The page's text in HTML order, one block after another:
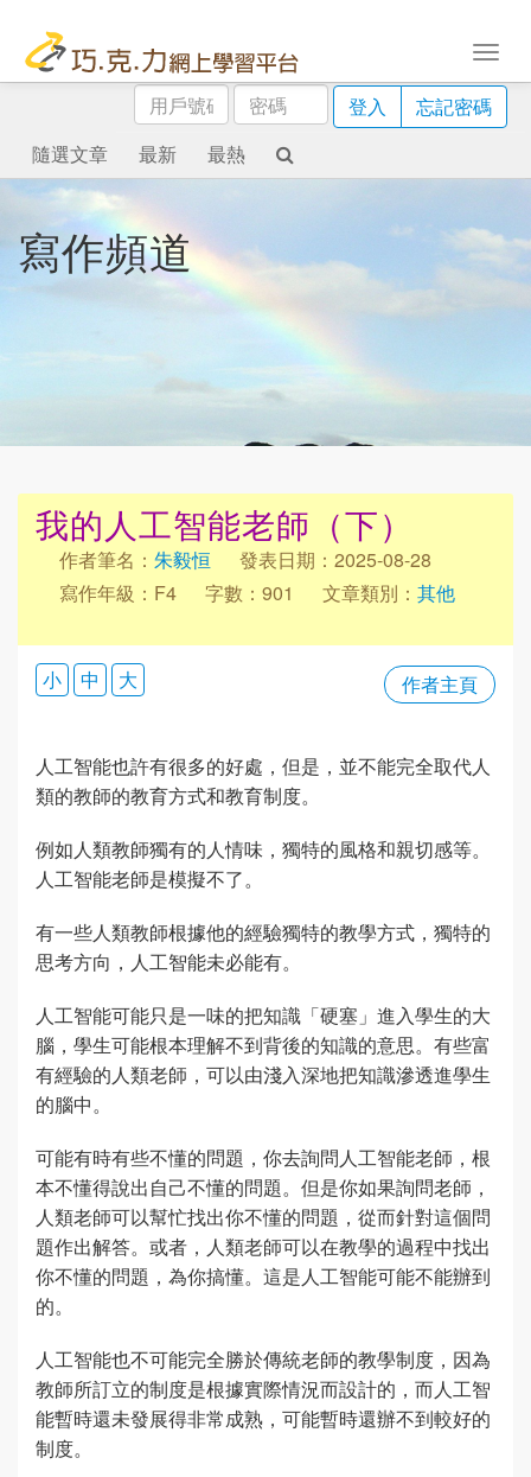
用
戶
號
碼
密
碼
登入
忘記密碼
隨選文章
最新 最熱
寫作頻道
我的人工智能老師（下）
作者筆名： 朱毅恒
發表日期：2025-08-28
寫作年級：F4
字數：901 文章類別： 其他
作者主頁
小 中 大
人工智能也許有很多的好處，但是，並不能完全取代人
類的教師的教育方式和教育制度。
例如人類教師獨有的人情味，獨特的風格和親切感等。
人工智能老師是模擬不了。
有一些人類教師根據他的經驗獨特的教學方式，獨特的
思考方向，人工智能未必能有。
人工智能可能只是一味的把知識「硬塞」進入學生的大
腦，學生可能根本理解不到背後的知識的意思。有些富
有經驗的人類老師，可以由淺入深地把知識滲透進學生
的腦中。
可能有時有些不懂的問題，你去詢問人工智能老師，根
本不懂得說出自己不懂的問題。但是你如果詢問老師，
人類老師可以幫忙找出你不懂的問題，從而針對這個問
題作出解答。或者，人類老師可以在教學的過程中找出
你不懂的問題，為你搞懂。這是人工智能可能不能辦到
的。
人工智能也不可能完全勝於傳統老師的教學制度，因為
教師所訂立的制度是根據實際情況而設計的，而人工智
能暫時還未發展得非常成熟，可能暫時還辦不到較好的
制度。